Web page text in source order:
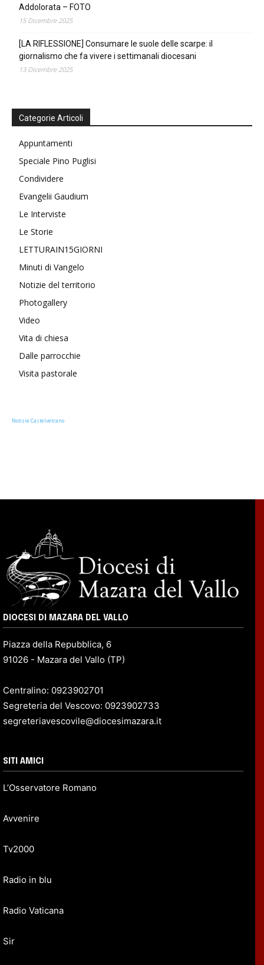
Addolorata – FOTO
15 Dicembre 2025
[LA RIFLESSIONE] Consumare le suole delle scarpe: il
giornalismo che fa vivere i settimanali diocesani
13 Dicembre 2025
Categorie Articoli
Appuntamenti
Speciale Pino Puglisi
Condividere
Evangelii Gaudium
Le Interviste
Le Storie
LETTURAIN15GIORNI
Minuti di Vangelo
Notizie del territorio
Photogallery
Video
Vita di chiesa
Dalle parrocchie
Visita pastorale
Notizie Castelvetrano
DIOCESI DI MAZARA DEL VALLO
Piazza della Repubblica, 6
91026 - Mazara del Vallo (TP)
Centralino: 0923902701
Segreteria del Vescovo: 0923902733
segreteriavescovile@diocesimazara.it
SITI AMICI
L’Osservatore Romano
Avvenire
Tv2000
Radio in blu
Radio Vaticana
Sir